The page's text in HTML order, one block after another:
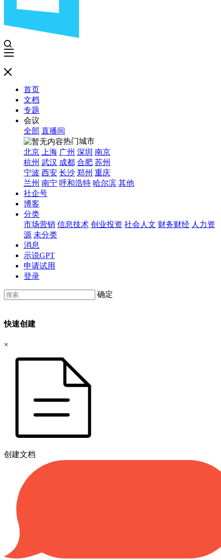
首页
文档
专题
会议
全部 直播间
热门城市
北京
上海 广州 深圳 南京
杭州 武汉 成都 合肥 苏州
宁波 西安 长沙 郑州 重庆
兰州 南宁 呼和浩特 哈尔滨 其他
社企号
博客
分类
市场营销 信息技术 创业投资 社会人文 财务财经 人力资
源 未分类
消息
示说GPT
申请试用
登录
确定
快速创建
×
创建文档